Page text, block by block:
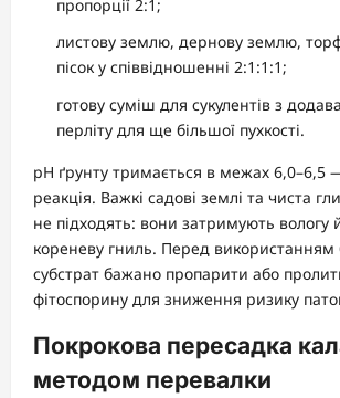
пропорції 2:1;
листову землю, дернову землю,
пісок у співвідношенні 2:1:1:1;
готову суміш для сукулентів з
перліту для ще більшої пухкості.
pH ґрунту тримається в межах 6,0–6,5
реакція. Важкі садові землі та чиста
не підходять: вони затримують вологу
кореневу гниль. Перед використанням
субстрат бажано пропарити або
фітоспорину для зниження ризику
Покрокова пересадка
методом перевалки